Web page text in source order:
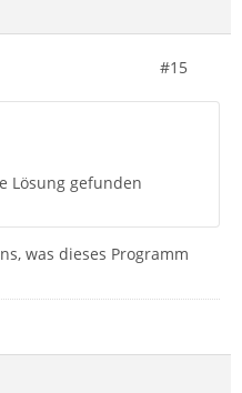
#15
Lösung gefunden
was dieses Programm